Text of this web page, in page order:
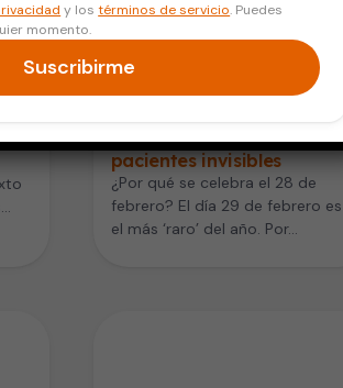
Vida Saludable
Raras: dar voz a los
pacientes invisibles
¿Por qué se celebra el 28 de
febrero? El día 29 de febrero es
el más ‘raro’ del año. Por…
y lostérminos de servicio. Puedes
momento.
Suscribirme